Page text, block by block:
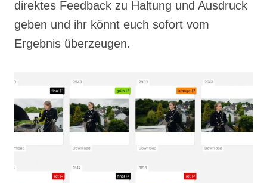
direktes Feedback zu Haltung und Ausdruck
geben und ihr könnt euch sofort vom
Ergebnis überzeugen.